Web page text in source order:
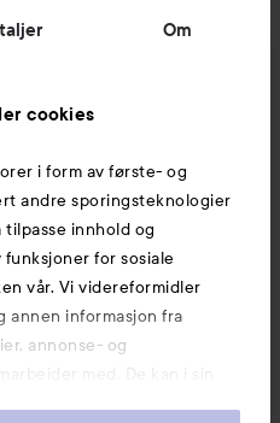
Om
cookies
i form av første- og
andre sporingsteknologier
innhold og
for sosiale
vår. Vi videreformidler
annen informasjon fra
annonse- og
med. De kan i sin